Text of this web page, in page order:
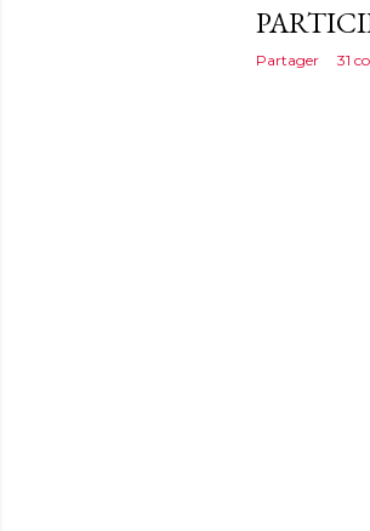
Partager 31